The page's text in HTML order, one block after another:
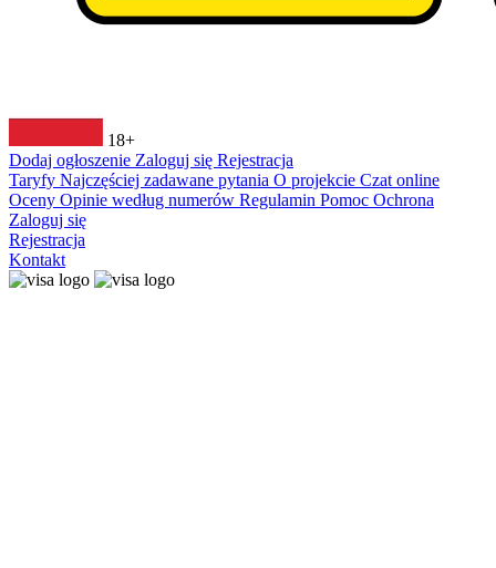
18+
Dodaj ogłoszenie Zaloguj się Rejestracja
Taryfy Najczęściej zadawane pytania O projekcie Czat online
Oceny Opinie według numerów Regulamin Pomoc Ochrona
Zaloguj się
Rejestracja
Kontakt